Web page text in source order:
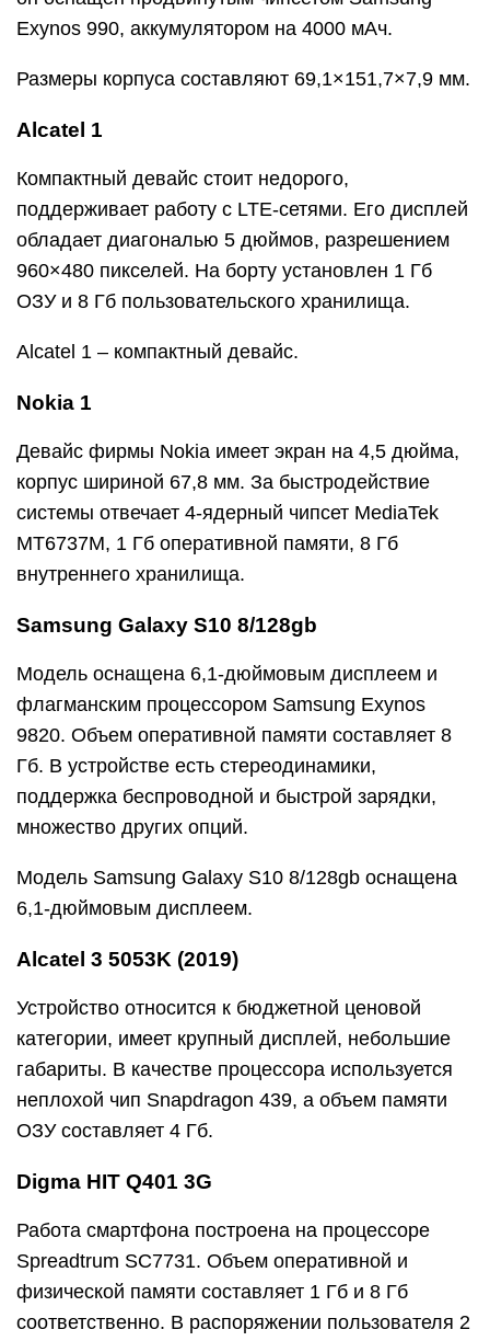
Exynos 990, аккумулятором на 4000 мАч.
Размеры корпуса составляют 69,1×151,7×7,9 мм.
Alcatel 1
Компактный девайс стоит недорого,
поддерживает работу с LTE-сетями. Его дисплей
обладает диагональю 5 дюймов, разрешением
960×480 пикселей. На борту установлен 1 Гб
ОЗУ и 8 Гб пользовательского хранилища.
Alcatel 1 – компактный девайс.
Nokia 1
Девайс фирмы Nokia имеет экран на 4,5 дюйма,
корпус шириной 67,8 мм. За быстродействие
системы отвечает 4-ядерный чипсет MediaTek
MT6737M, 1 Гб оперативной памяти, 8 Гб
внутреннего хранилища.
Samsung Galaxy S10 8/128gb
Модель оснащена 6,1-дюймовым дисплеем и
флагманским процессором Samsung Exynos
9820. Объем оперативной памяти составляет 8
Гб. В устройстве есть стереодинамики,
поддержка беспроводной и быстрой зарядки,
множество других опций.
Модель Samsung Galaxy S10 8/128gb оснащена
6,1-дюймовым дисплеем.
Alcatel 3 5053K (2019)
Устройство относится к бюджетной ценовой
категории, имеет крупный дисплей, небольшие
габариты. В качестве процессора используется
неплохой чип Snapdragon 439, а объем памяти
ОЗУ составляет 4 Гб.
Digma HIT Q401 3G
Работа смартфона построена на процессоре
Spreadtrum SC7731. Объем оперативной и
физической памяти составляет 1 Гб и 8 Гб
соответственно. В распоряжении пользователя 2